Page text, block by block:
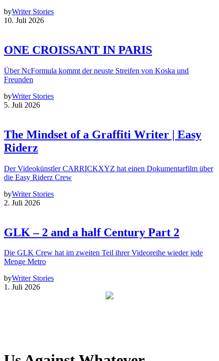
byWriter Stories
10. Juli 2026
ONE CROISSANT IN PARIS
Über NcFormula kommt der neuste Streifen von Koska und
Freunden
byWriter Stories
5. Juli 2026
The Mindset of a Graffiti Writer | Easy
Riderz
Der Videokünstler CARRICKXYZ hat einen Dokumentarfilm über
die Easy Riderz Crew
byWriter Stories
2. Juli 2026
GLK – 2 and a half Century Part 2
Die GLK Crew hat im zweiten Teil ihrer Videoreihe wieder jede
Menge Metro
byWriter Stories
1. Juli 2026